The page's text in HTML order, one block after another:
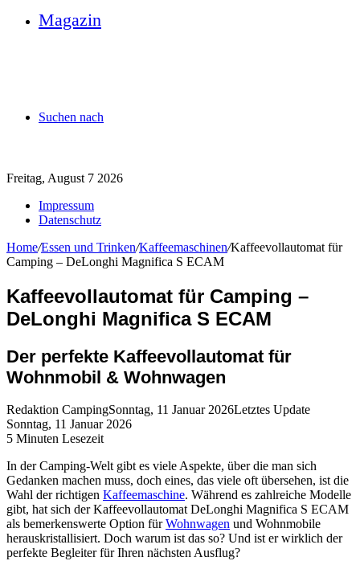
Magazin
Suchen nach
Freitag, August 7 2026
Impressum
Datenschutz
Home/Essen und Trinken/Kaffeemaschinen/Kaffeevollautomat für
Camping – DeLonghi Magnifica S ECAM
Kaffeevollautomat für Camping –
DeLonghi Magnifica S ECAM
Der perfekte Kaffeevollautomat für
Wohnmobil & Wohnwagen
Redaktion CampingSonntag, 11 Januar 2026Letztes Update
Sonntag, 11 Januar 2026
5 Minuten Lesezeit
In der Camping-Welt gibt es viele Aspekte, über die man sich
Gedanken machen muss, doch eines, das viele oft übersehen, ist die
Wahl der richtigen Kaffeemaschine. Während es zahlreiche Modelle
gibt, hat sich der Kaffeevollautomat DeLonghi Magnifica S ECAM
als bemerkenswerte Option fürWohnwagen und Wohnmobile
herauskristallisiert. Doch warum ist das so? Und ist er wirklich der
perfekte Begleiter für Ihren nächsten Ausflug?